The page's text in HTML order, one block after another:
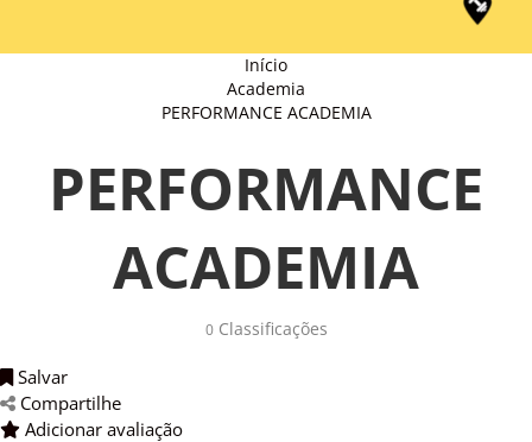
Início
Academia
PERFORMANCE ACADEMIA
PERFORMANCE
ACADEMIA
0Classificações
Salvar
Compartilhe
Adicionar avaliação